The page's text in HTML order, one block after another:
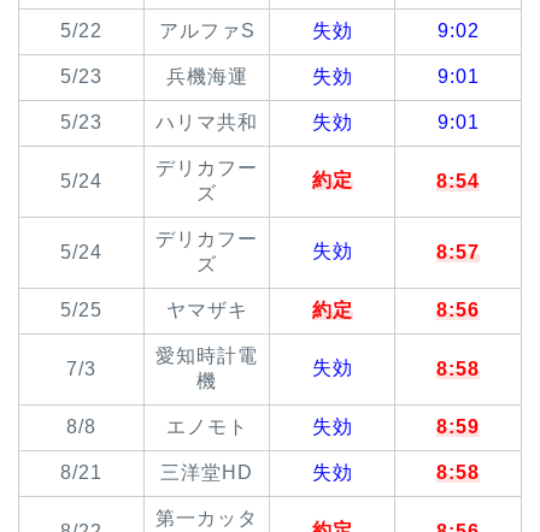
5/22 アルファS 失効 9:02
5/23 兵機海運 失効 9:01
5/23 ハリマ共和 失効 9:01
5/24
デリカフー
ズ
約定 8:54
5/24
デリカフー
ズ
失効 8:57
5/25 ヤマザキ 約定 8:56
7/3
愛知時計電
機
失効 8:58
8/8 エノモト 失効 8:59
8/21 三洋堂HD 失効 8:58
第一カッタ